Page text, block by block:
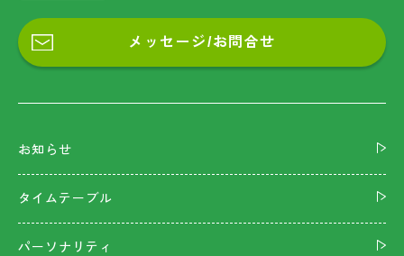
メッセージ/お問合せ
お知らせ
タイムテーブル
パーソナリティ